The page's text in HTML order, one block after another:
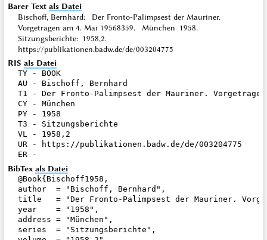
Barer Text als Datei
Bischoff, Bernhard: Der Fronto-Palimpsest der Mauriner.
Vorgetragen am 4. Mai 19568359. München 1958.
Sitzungsberichte: 1958,2.
https://publikationen.badw.de/de/003204775
RIS als Datei
TY - BOOK
AU - Bischoff, Bernhard
T1 - Der Fronto-Palimpsest der Mauriner. Vorgetragen
CY - München
PY - 1958
T3 - Sitzungsberichte
VL - 1958,2
UR - https://publikationen.badw.de/de/003204775
BibTex als Datei
@Book{Bischoff1958,
author  = "Bischoff, Bernhard",
title   = "Der Fronto-Palimpsest der Mauriner.
year    = "1958",
address = "München",
series  = "Sitzungsberichte",